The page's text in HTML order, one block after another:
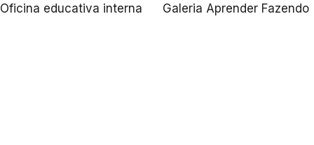
Oficina educativa interna Galeria Aprender Fazendo